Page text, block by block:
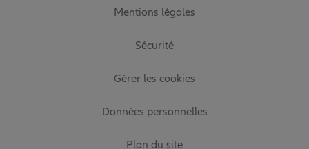
Mentions légales
Sécurité
Gérer les cookies
Données personnelles
Plan du site